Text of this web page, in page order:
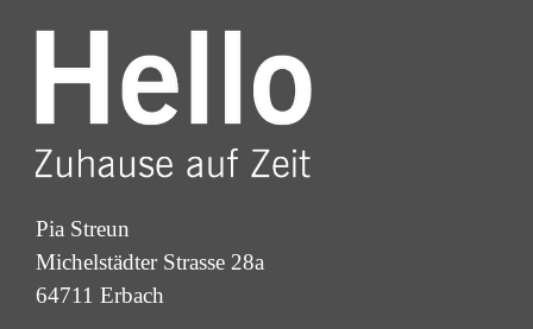
Pia Streun
Michelstädter Strasse 28a
64711 Erbach